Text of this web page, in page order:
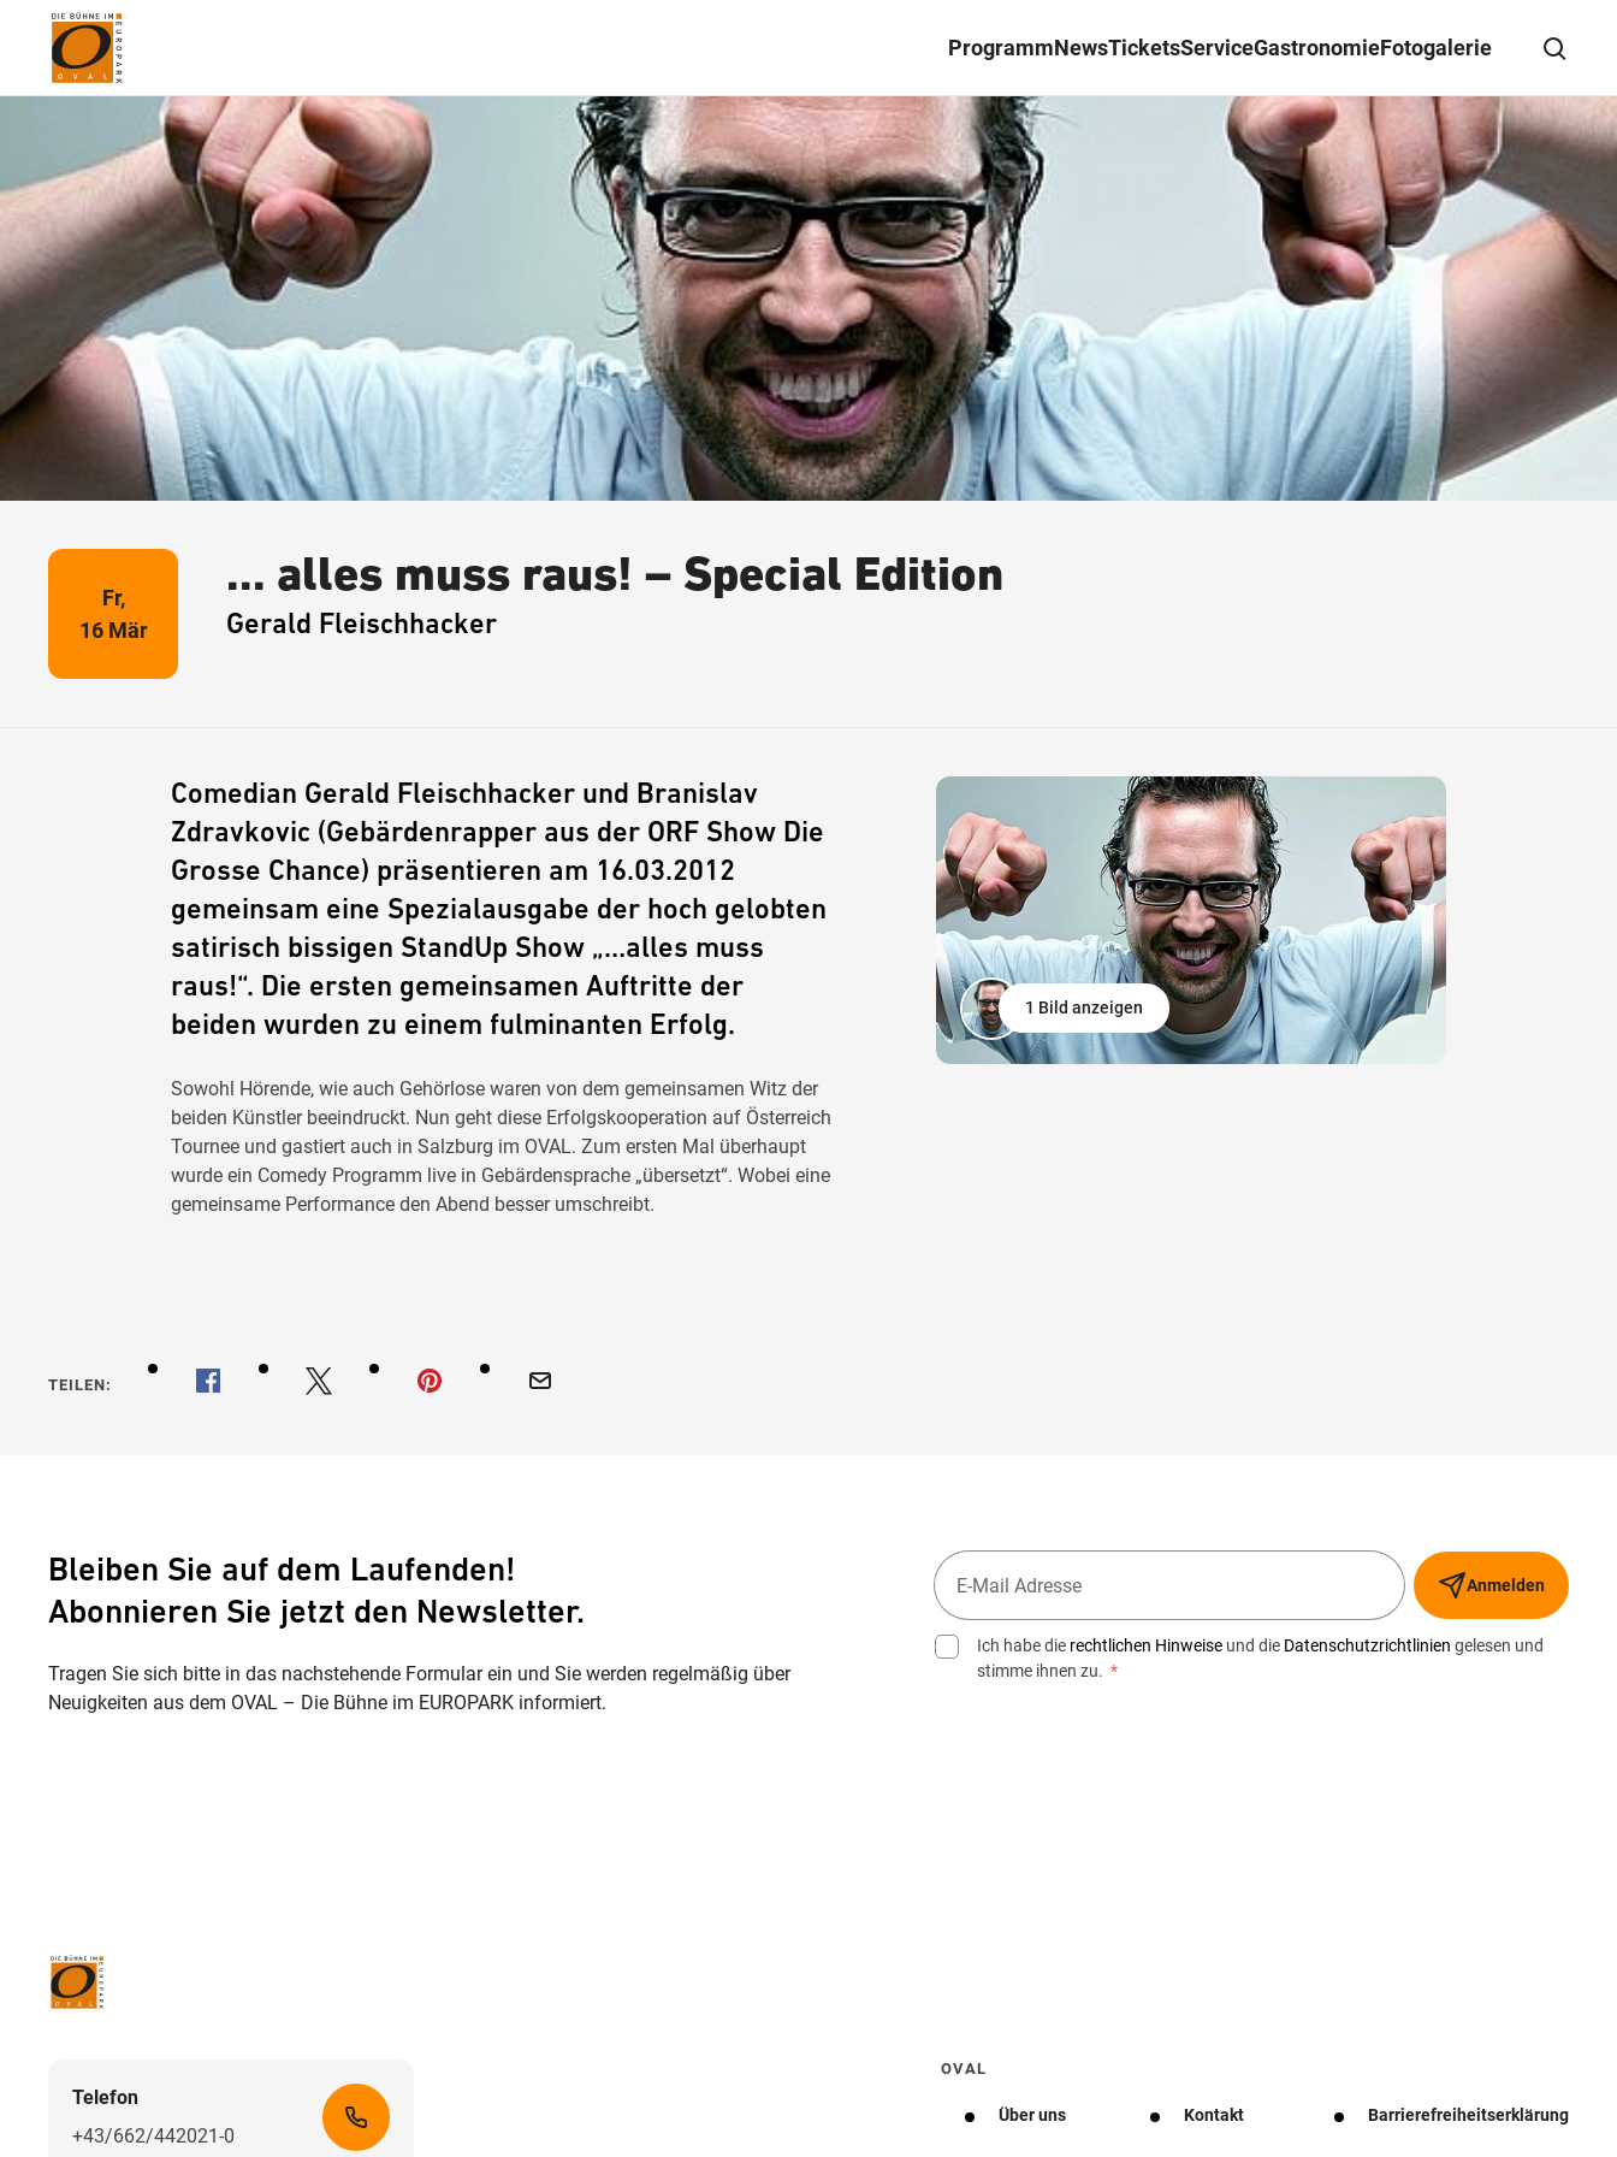
ProgrammNewsTicketsServiceGastronomieFotogalerie
Suche schließen
Wegbeschreibung erhalten
Fr,
16 Mär
... alles muss raus! – Special Edition
Gerald Fleischhacker
Comedian Gerald Fleischhacker und Branislav
Zdravkovic (Gebärdenrapper aus der ORF Show Die
Grosse Chance) präsentieren am 16.03.2012
gemeinsam eine Spezialausgabe der hoch gelobten
satirisch bissigen StandUp Show „…alles muss
raus!“. Die ersten gemeinsamen Auftritte der
beiden wurden zu einem fulminanten Erfolg.
Sowohl Hörende, wie auch Gehörlose waren von dem gemeinsamen Witz der
beiden Künstler beeindruckt. Nun geht diese Erfolgskooperation auf Österreich
Tournee und gastiert auch in Salzburg im OVAL. Zum ersten Mal überhaupt
wurde ein Comedy Programm live in Gebärdensprache „übersetzt“. Wobei eine
gemeinsame Performance den Abend besser umschreibt.
1 Bild anzeigen
TEILEN:
Bleiben Sie auf dem Laufenden!
Abonnieren Sie jetzt den Newsletter.
Tragen Sie sich bitte in das nachstehende Formular ein und Sie werden regelmäßig über
Neuigkeiten aus dem OVAL – Die Bühne im EUROPARK informiert.
Anmelden
Ich habe die rechtlichen Hinweise und die Datenschutzrichtlinien gelesen und
stimme ihnen zu. *
Telefon
+43/662/442021-0
OVAL
Über uns Kontakt Barrierefreiheitserklärung